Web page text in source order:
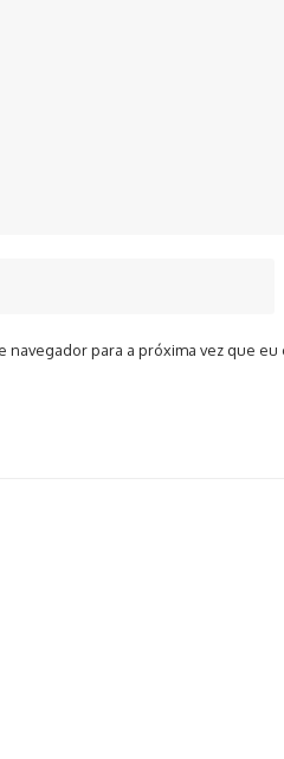
navegador para a próxima vez que eu